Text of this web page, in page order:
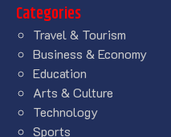
Categories
Travel & Tourism
Business & Economy
Education
Arts & Culture
Technology
Sports